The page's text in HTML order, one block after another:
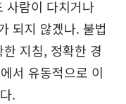
사람이 다치거나
되지 않겠나. 불법
지침, 정확한 경
서 유동적으로 이
.